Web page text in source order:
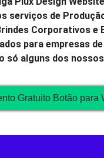
serviços de
Corporativos e
para empresas
só alguns dos
Gratuito Botão para